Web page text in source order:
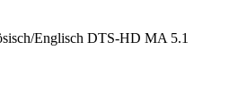
Englisch DTS-HD MA 5.1